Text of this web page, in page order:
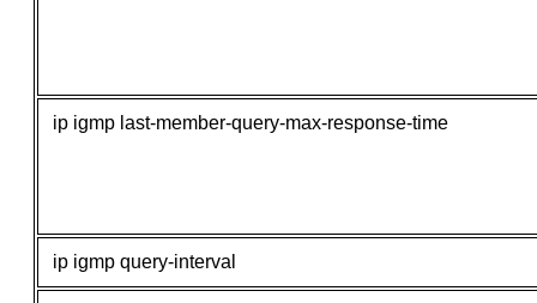
ip igmp last-member-query-max-response-time
ip igmp query-interval